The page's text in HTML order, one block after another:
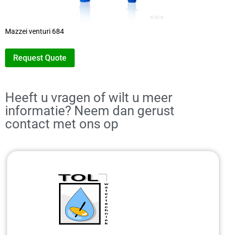
Mazzei venturi 684
Request Quote
Heeft u vragen of wilt u meer
informatie? Neem dan gerust
contact met ons op